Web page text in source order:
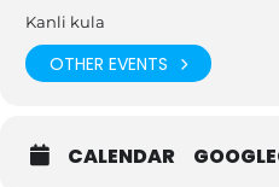
Kanli kula
OTHER EVENTS
CALENDAR